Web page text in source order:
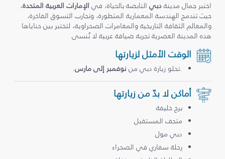
اختبر جمال مدينةدبيالنابضة بالحياة، في الإمارات العربية المتحدة،
حيث تندمج الهندسة المعمارية المتطورة، وتجارب التسوق الفاخرة،
والمعالم الثقافة التاريخية والمغامرات الصحراوية، لتختبر بين حناياها
هذه المدينة العصرية تجربة ضيافة عربية لا تُنسى
الوقت الأمثل لزيارتها
.تحلو زيارة دبي من نوفمبر إلى مارس.
أماكن لا بدّ من زيارتها
برج خليفة
متحف المستقبل
دبي مول
رحلة سفاري في الصحراء